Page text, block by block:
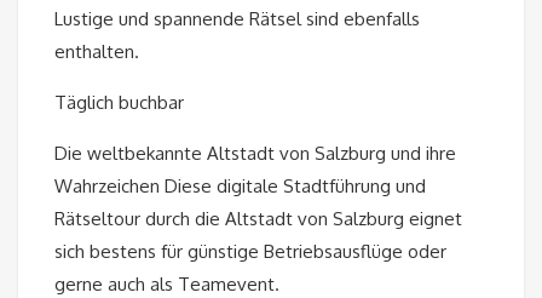
Lustige und spannende Rätsel sind ebenfalls
enthalten.
Täglich buchbar
Die weltbekannte Altstadt von Salzburg und ihre
Wahrzeichen Diese digitale Stadtführung und
Rätseltour durch die Altstadt von Salzburg eignet
sich bestens für günstige Betriebsausflüge oder
gerne auch als Teamevent.